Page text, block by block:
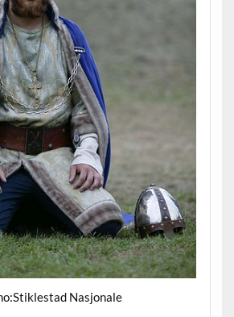
Nasjonale